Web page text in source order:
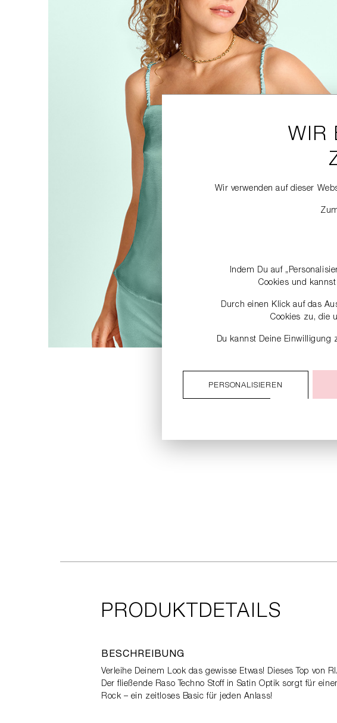
PRODUKTDETAILS
BESCHREIBUNG
Verleihe Deinem Look das gewisse Etwas! Dieses Top
Der fließende Raso Techno Stoff in Satin Optik sorgt für
Rock – ein zeitloses Basic für jeden Anlass!
WIR
Wir verwenden auf dieser
Indem Du auf
Cookies und
Durch einen Klick auf das
Cookies zu, die
Du kannst Deine Einwilligung
PERSONALISIEREN